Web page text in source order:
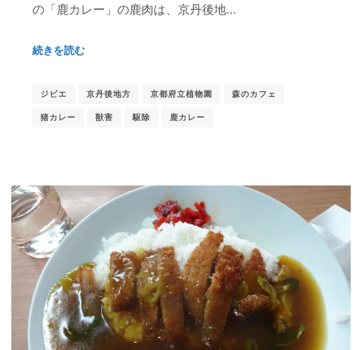
の「鹿カレー」の鹿肉は、京丹後地…
続きを読む
ジビエ 京丹後地方 京都府立植物園 森のカフェ
猪カレー 獣害 駆除 鹿カレー